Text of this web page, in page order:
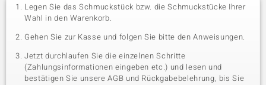
Legen Sie das Schmuckstück bzw. die Schmuckstücke Ihrer
Wahl in den Warenkorb.
Gehen Sie zur Kasse und folgen Sie bitte den Anweisungen.
Jetzt durchlaufen Sie die einzelnen Schritte
(Zahlungsinformationen eingeben etc.) und lesen und
bestätigen Sie unsere AGB und Rückgabebelehrung, bis Sie